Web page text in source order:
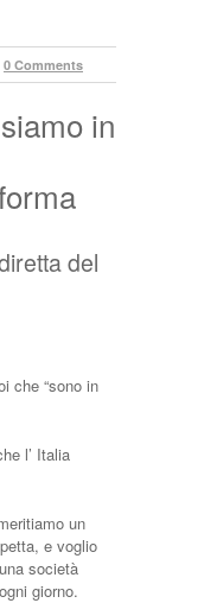
0 Comments
in
del
che “sono in
l’ Italia
un
e voglio
società
giorno.